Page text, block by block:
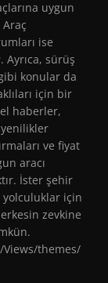
uygun
ise
Ayrıca, sürüş
konular da
için bir
haberler,
ve fiyat
aracı
İster şehir
için
zevkine
themes/